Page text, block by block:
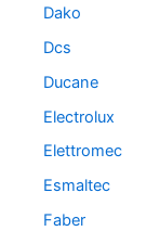
Dako
Dcs
Ducane
Electrolux
Elettromec
Esmaltec
Faber